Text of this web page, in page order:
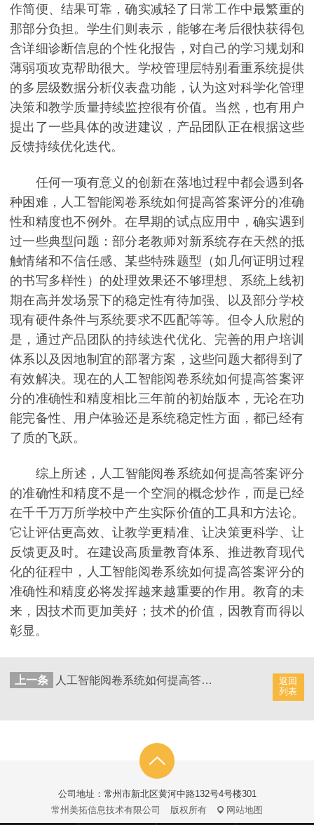
作简便、结果可靠，确实减轻了日常工作中最繁重的
那部分负担。学生们则表示，能够在考后很快获得包
含详细诊断信息的个性化报告，对自己的学习规划和
薄弱项攻克帮助很大。学校管理层特别看重系统提供
的多层级数据分析仪表盘功能，认为这对科学化管理
决策和教学质量持续监控很有价值。当然，也有用户
提出了一些具体的改进建议，产品团队正在根据这些
反馈持续优化迭代。
任何一项有意义的创新在落地过程中都会遇到各
种困难，人工智能阅卷系统如何提高答案评分的准确
性和精度也不例外。在早期的试点应用中，确实遇到
过一些典型问题：部分老教师对新系统存在天然的抵
触情绪和不信任感、某些特殊题型（如几何证明过程
的书写多样性）的处理效果还不够理想、系统上线初
期在高并发场景下的稳定性有待加强、以及部分学校
现有硬件条件与系统要求不匹配等等。但令人欣慰的
是，通过产品团队的持续迭代优化、完善的用户培训
体系以及因地制宜的部署方案，这些问题大都得到了
有效解决。现在的人工智能阅卷系统如何提高答案评
分的准确性和精度相比三年前的初始版本，无论在功
能完备性、用户体验还是系统稳定性方面，都已经有
了质的飞跃。
综上所述，人工智能阅卷系统如何提高答案评分
的准确性和精度不是一个空洞的概念炒作，而是已经
在千千万万所学校中产生实际价值的工具和方法论。
它让评估更高效、让教学更精准、让决策更科学、让
反馈更及时。在建设高质量教育体系、推进教育现代
化的征程中，人工智能阅卷系统如何提高答案评分的
准确性和精度必将发挥越来越重要的作用。教育的未
来，因技术而更加美好；技术的价值，因教育而得以
彰显。
返回
列表
上一条 人工智能阅卷系统如何提高答案评分的精准度和有效性
公司地址：常州市新北区黄河中路132号4号楼301
常州美拓信息技术有限公司
版权所有 网站地图